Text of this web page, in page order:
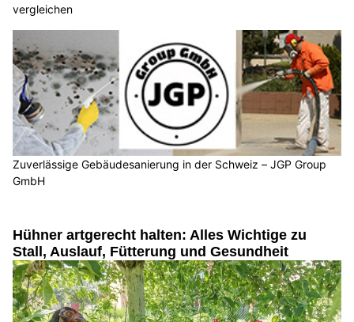
vergleichen
Zuverlässige Gebäudesanierung in der Schweiz – JGP Group
GmbH
Hühner artgerecht halten: Alles Wichtige zu
Stall, Auslauf, Fütterung und Gesundheit